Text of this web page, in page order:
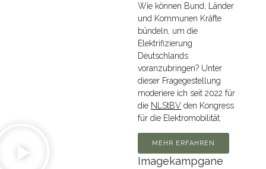
Wie können Bund, Länder
und Kommunen Kräfte
bündeln, um die
Elektrifizierung
Deutschlands
voranzubringen? Unter
dieser Fragegestellung
moderiere ich seit 2022 für
die NLStBV den Kongress
für die Elektromobilität.
MEHR ERFAHREN
Imagekampgane